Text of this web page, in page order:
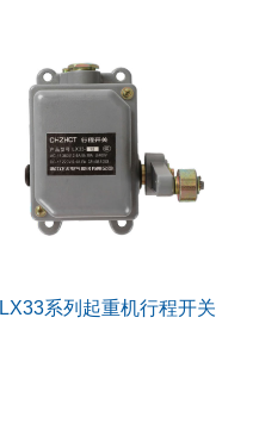
LX33系列起重机行程开关